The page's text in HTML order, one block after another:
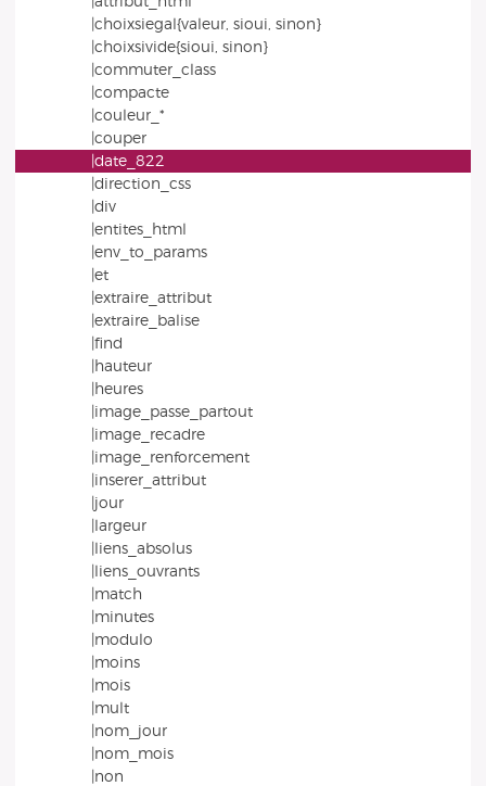
|choixsiegal{valeur, sioui, sinon}
|choixsivide{sioui, sinon}
|commuter_class
|compacte
|couleur_*
|couper
|date_822
|direction_css
|div
|entites_html
|env_to_params
|et
|extraire_attribut
|extraire_balise
|find
|hauteur
|heures
|image_passe_partout
|image_recadre
|image_renforcement
|inserer_attribut
|jour
|largeur
|liens_absolus
|liens_ouvrants
|match
|minutes
|modulo
|moins
|mois
|mult
|nom_jour
|nom_mois
|non